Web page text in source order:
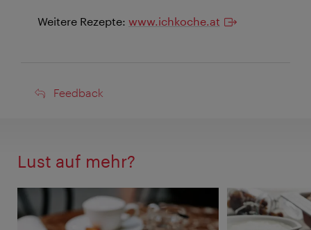
Weitere Rezepte: www.ichkoche.at
Feedback
Feedback
Lust auf mehr?